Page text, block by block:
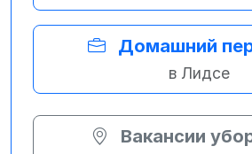
Домашний
в Лидсе
Вакансии